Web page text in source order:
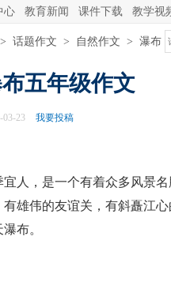
心 教育新闻 课件下载 教学视
> 话题作文 > 自然作文 > 瀑布
五年级作文
03-23 我要投稿
人，是一个有着众多风景
雄伟的友谊关，有斜矗江
布。